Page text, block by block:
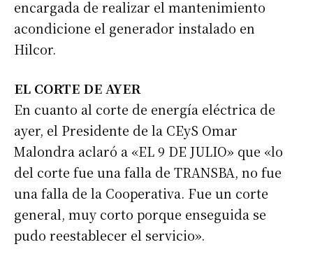
encargada de realizar el mantenimiento
acondicione el generador instalado en
Hilcor.
EL CORTE DE AYER
En cuanto al corte de energía eléctrica de
ayer, el Presidente de la CEyS Omar
Malondra aclaró a «EL 9 DE JULIO» que «lo
del corte fue una falla de TRANSBA, no fue
una falla de la Cooperativa. Fue un corte
general, muy corto porque enseguida se
pudo reestablecer el servicio».